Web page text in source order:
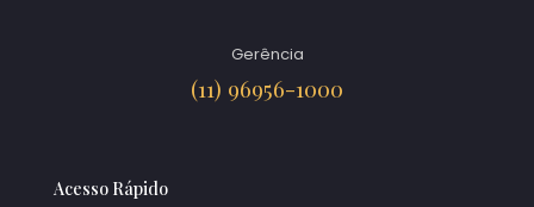
Gerência
(11) 96956-1000
Acesso Rápido